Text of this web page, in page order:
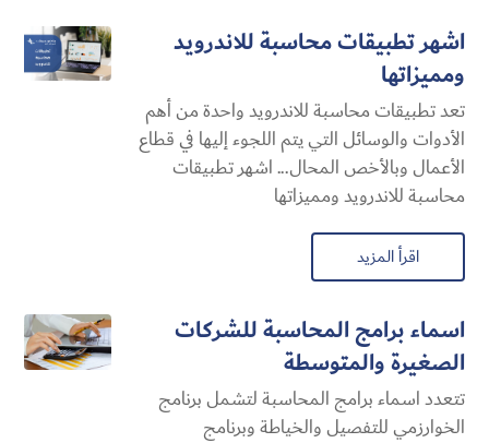
اشهر تطبيقات محاسبة للاندرويد
ومميزاتها
تعد تطبيقات محاسبة للاندرويد واحدة من أهم
الأدوات والوسائل التي يتم اللجوء إليها في قطاع
الأعمال وبالأخص المحال... اشهر تطبيقات
محاسبة للاندرويد ومميزاتها
اقرأ المزيد
اسماء برامج المحاسبة للشركات
الصغيرة والمتوسطة
تتعدد اسماء برامج المحاسبة لتشمل برنامج
الخوارزمي للتفصيل والخياطة وبرنامج